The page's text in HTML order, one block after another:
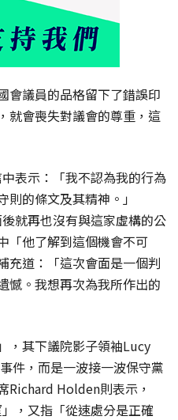
會議員的品格留下了錯誤印
就會喪失對議會的尊重，這
表示：「我不認為我的行為
的條文及其精神。」
就再也沒有與這家虛構的公
「他了解到這個機會不可
充道：「這次會面是一個判
憾。我想再次為我所作出的
，其下議院影子領袖Lucy
件，而是一波接一波保守黨
Richard Holden則表示，
，又指「從速處分是正確